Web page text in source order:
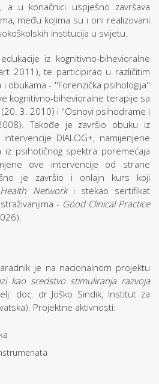
a u konačnici uspješno završava
među kojima su i oni realizovani
institucija u svijetu.
iz kognitivno-bihevioralne
2011), te participirao u različitim
obukama - ''Forenzička psihologija''
kognitivno-bihevioralne terapije sa
3. 2010) i ''Osnovi psihodrame i
Takođe je završio obuku iz
DIALOG+, namijenjene
iz psihotičnog spektra poremećaja
ove intervencije od strane
je završio i onlajn kurs koji
Network i stekao sertifikat
- Good Clinical Practice
je na nacionalnom projektu
kao sredstvo stimuliranja razvoja
doc. dr Joško Sindik, Institut za
Projektne aktivnosti: